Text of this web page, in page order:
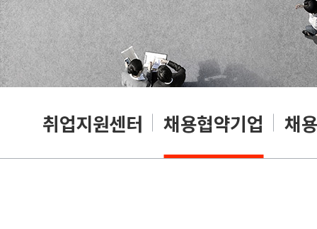
취업지원센터 채용협약기업 채